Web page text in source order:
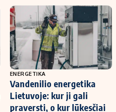
ENERGETIKA
Vandenilio energetika
Lietuvoje: kur ji gali
praversti, o kur lūkesčiai